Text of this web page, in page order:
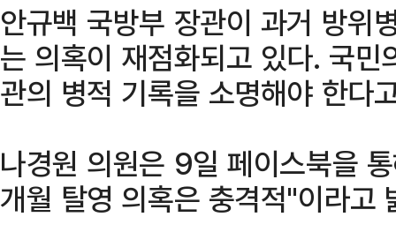
안규백 국방부 장관이 과거 방위
는 의혹이 재점화되고 있다. 국
관의 병적 기록을 소명해야 한다
나경원 의원은 9일 페이스북을
개월 탈영 의혹은 충격적"이라고